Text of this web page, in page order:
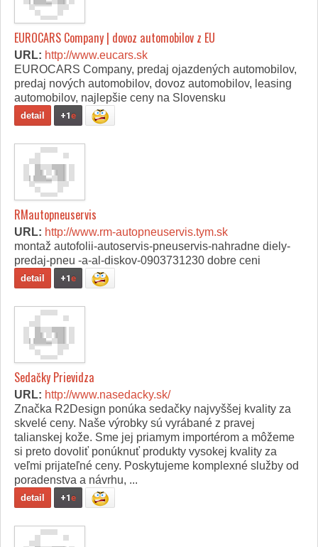
EUROCARS Company | dovoz automobilov z EU
URL: http://www.eucars.sk
EUROCARS Company, predaj ojazdených automobilov,
predaj nových automobilov, dovoz automobilov, leasing
automobilov, najlepšie ceny na Slovensku
detail +1e
RMautopneuservis
URL: http://www.rm-autopneuservis.tym.sk
montaž autofolii-autoservis-pneuservis-nahradne diely-
predaj-pneu -a-al-diskov-0903731230 dobre ceni
detail +1e
Sedačky Prievidza
URL: http://www.nasedacky.sk/
Značka R2Design ponúka sedačky najvyššej kvality za
skvelé ceny. Naše výrobky sú vyrábané z pravej
talianskej kože. Sme jej priamym importérom a môžeme
si preto dovoliť ponúknuť produkty vysokej kvality za
veľmi prijateľné ceny. Poskytujeme komplexné služby od
poradenstva a návrhu, ...
detail +1e